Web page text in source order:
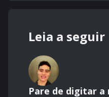
Leia a seguir
Pare de digitar a